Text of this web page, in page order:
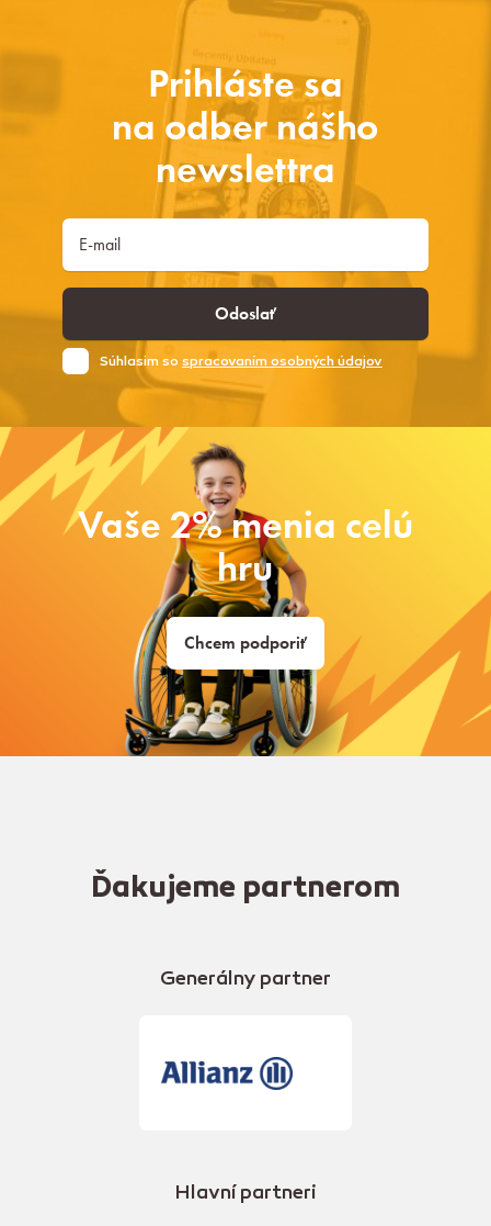
Prihláste sa
na odber nášho
newslettra
Odoslať
Súhlasim so spracovaním osobných údajov
Vaše 2% menia celú
hru
Chcem podporiť
Ďakujeme partnerom
Generálny partner
Hlavní partneri